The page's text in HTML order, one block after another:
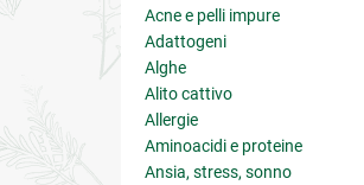
Acne e pelli impure
Adattogeni
Alghe
Alito cattivo
Allergie
Aminoacidi e proteine
Ansia, stress, sonno